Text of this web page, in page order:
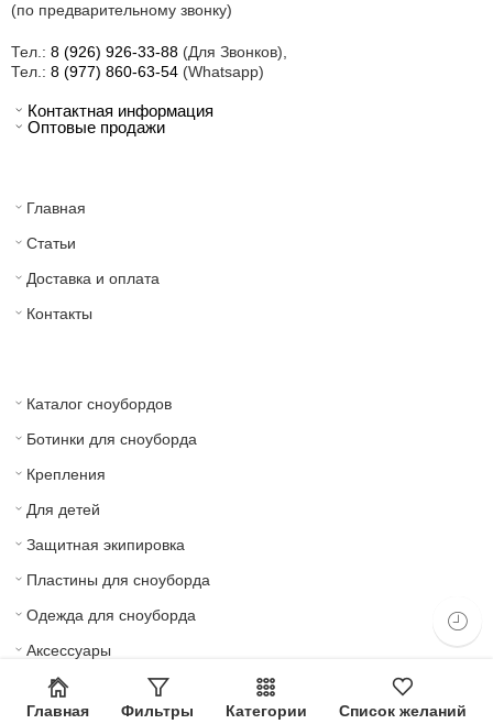
(по предварительному звонку)
Тел.: 8 (926) 926-33-88 (Для Звонков),
Тел.: 8 (977) 860-63-54 (Whatsapp)
Контактная информация
Оптовые продажи
Главная
Статьи
Доставка и оплата
Контакты
Каталог сноубордов
Ботинки для сноуборда
Крепления
Для детей
Защитная экипировка
Пластины для сноуборда
Одежда для сноуборда
Аксессуары
© 2022 — Сделано в Leo25.ru.
Главная Фильтры Категории Список желаний